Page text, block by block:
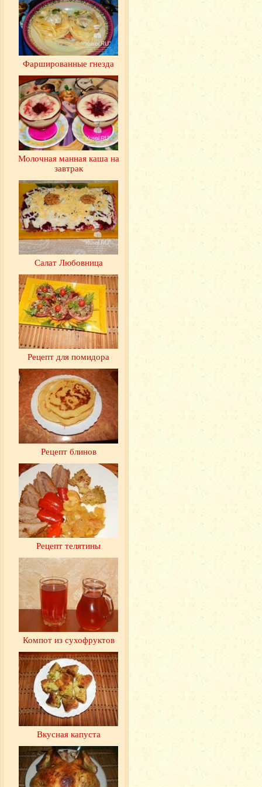
Фаршированные гнезда
Молочная манная каша на
завтрак
Салат Любовница
Рецепт для помидора
Рецепт блинов
Рецепт телятины
Компот из сухофруктов
Вкусная капуста